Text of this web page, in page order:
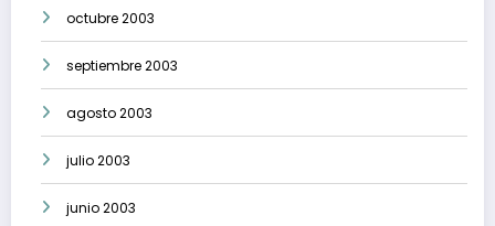
octubre 2003
septiembre 2003
agosto 2003
julio 2003
junio 2003